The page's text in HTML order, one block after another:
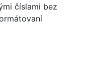
číslami bez